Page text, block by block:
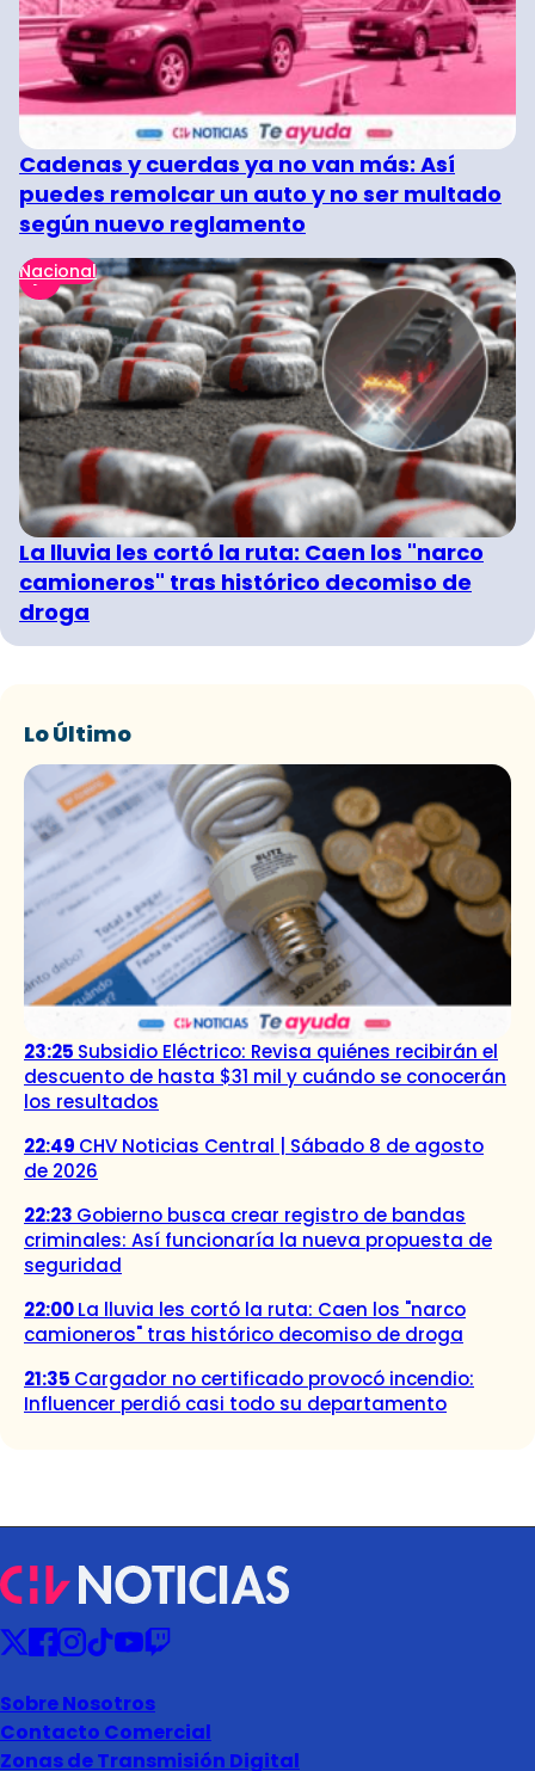
Cadenas y cuerdas ya no van más: Así
puedes remolcar un auto y no ser multado
según nuevo reglamento
Nacional
La lluvia les cortó la ruta: Caen los "narco
camioneros" tras histórico decomiso de
droga
Lo Último
23:25 Subsidio Eléctrico: Revisa quiénes recibirán el
descuento de hasta $31 mil y cuándo se conocerán
los resultados
22:49 CHV Noticias Central | Sábado 8 de agosto
de 2026
22:23 Gobierno busca crear registro de bandas
criminales: Así funcionaría la nueva propuesta de
seguridad
22:00La lluvia les cortó la ruta: Caen los "narco
camioneros" tras histórico decomiso de droga
21:35 Cargador no certificado provocó incendio:
Influencer perdió casi todo su departamento
Sobre Nosotros
Contacto Comercial
Zonas de Transmisión Digital